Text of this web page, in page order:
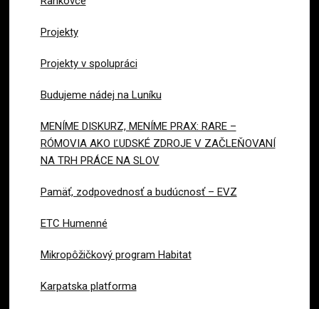
Projekty
Projekty v spolupráci
Budujeme nádej na Luníku
MENÍME DISKURZ, MENÍME PRAX: RARE –
RÓMOVIA AKO ĽUDSKÉ ZDROJE V ZAČLEŇOVANÍ
NA TRH PRÁCE NA SLOV
Pamäť, zodpovednosť a budúcnosť – EVZ
ETC Humenné
Mikropôžičkový program Habitat
Karpatska platforma